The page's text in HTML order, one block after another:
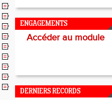
ENGAGEMENTS
Accéder au module
DERNIERS RECORDS